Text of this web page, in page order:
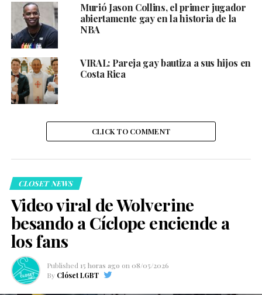
Murió Jason Collins, el primer jugador
abiertamente gay en la historia de la
NBA
VIRAL: Pareja gay bautiza a sus hijos en
Costa Rica
CLICK TO COMMENT
CLOSET NEWS
Video viral de Wolverine
besando a Cíclope enciende a
los fans
Published 15 horas ago on 08/05/2026
By Clóset LGBT